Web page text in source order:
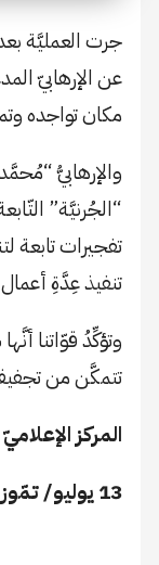
جرت العمليَّة
عن الإرهابيّ
مكان تواجده
والإرهابيُّ
“الجُرنيَّة”
تفجيرات تابعة
تنفيذ عِدَّةِ
وتؤكِّدُ قوّاتنا
تتمكَّن من
المركز
13 يوليو/ تمّوز 2024